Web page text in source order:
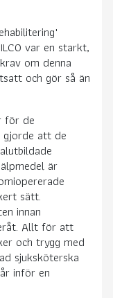
var en starkt,
om denna
och gör så än
för de
att de
är
sätt.
innan
Allt för att
och trygg med
sjuksköterska
inför en